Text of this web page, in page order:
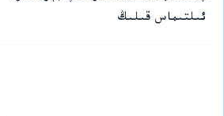
ئىلتىماس قىلىڭ